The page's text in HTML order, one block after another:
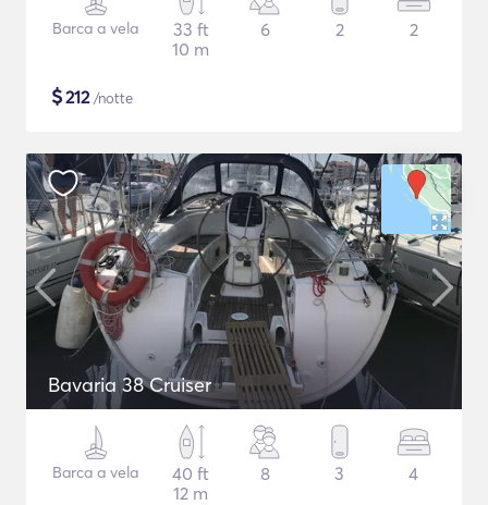
Barca a vela
33 ft
10 m
6 2 2
$212/notte
Bavaria 38 Cruiser
Barca a vela
40 ft
12 m
8 3 4